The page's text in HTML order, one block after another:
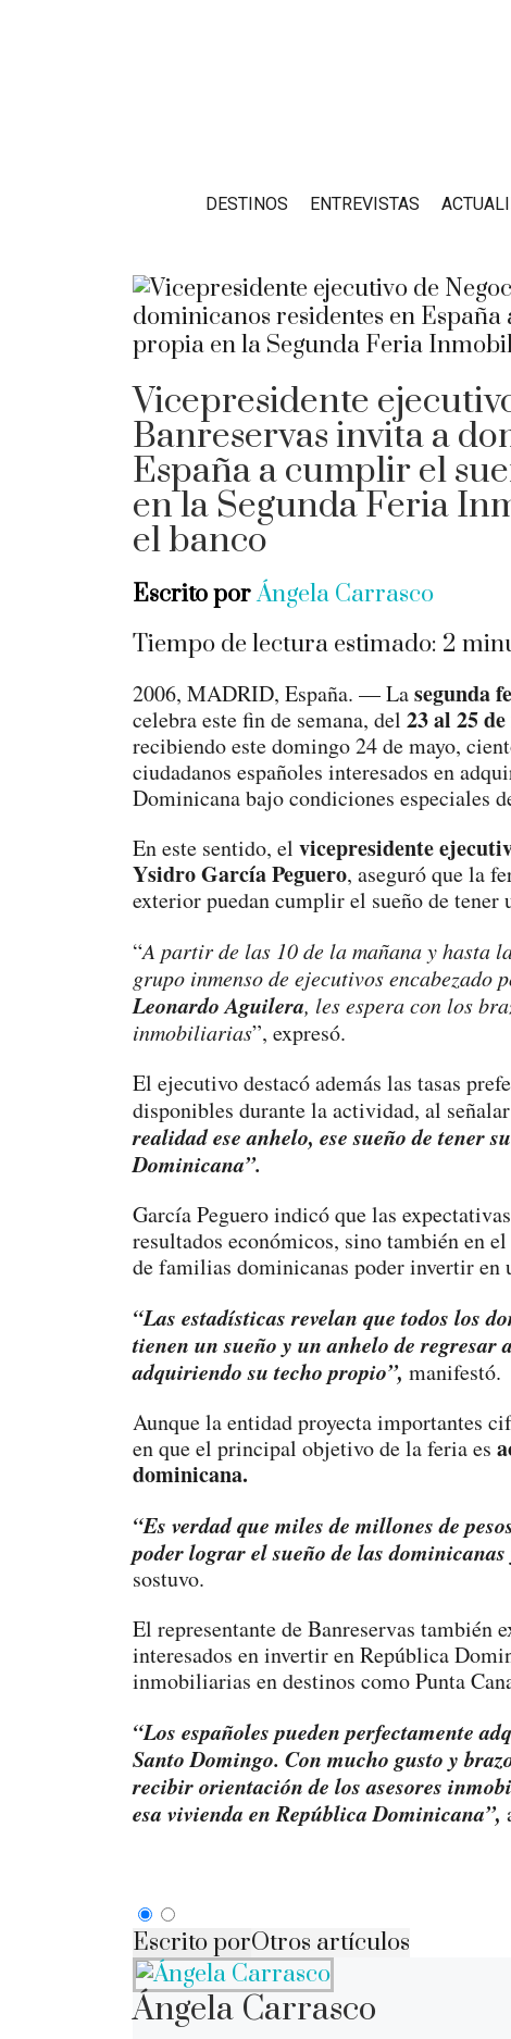
DESTINOS ENTREVISTAS
Vicepresidente
Banreservas invita a
España a cumplir el
en la Segunda Feria
el banco
Escrito porÁngela Carrasco
Tiempo de lectura estimado: 2
2006, MADRID, España. — Lasegunda
celebra este fin de semana, del 23 al 25
recibiendo este domingo 24 de mayo,
ciudadanos españoles interesados en
Dominicana bajo condiciones especiales
En este sentido, el vicepresidente
Ysidro García Peguero, aseguró que la
exterior puedan cumplir el sueño de tener
“A partir de las 10 de la mañana y hasta
grupo inmenso de ejecutivos encabezado
Leonardo Aguilera, les espera con los
inmobiliarias”, expresó.
El ejecutivo destacó además las tasas
disponibles durante la actividad, al
realidad ese anhelo, ese sueño de tener
Dominicana”.
García Peguero indicó que las
resultados económicos, sino también en el
de familias dominicanas poder invertir en
“Las estadísticas revelan que todos los
tienen un sueño y un anhelo de
adquiriendo su techo propio”, manifestó.
Aunque la entidad proyecta importantes
en que el principal objetivo de la feria es
dominicana.
“Es verdad que miles de millones de
poder lograr el sueño de las
sostuvo.
El representante de Banreservas también
interesados en invertir en República
inmobiliarias en destinos como Punta
“Los españoles pueden perfectamente
Santo Domingo. Con mucho gusto y
recibir orientación de los asesores
esa vivienda en República Dominicana”,
Escrito porOtros artículos
Ángela Carrasco